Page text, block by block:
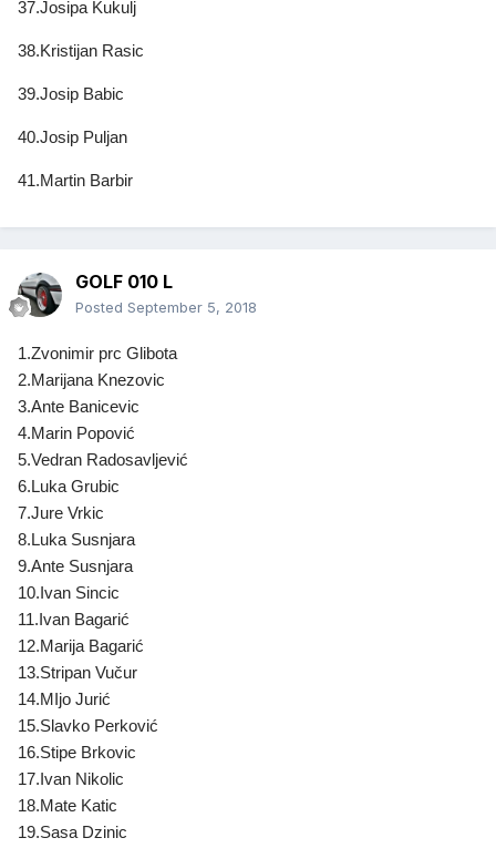
37.Josipa Kukulj
38.Kristijan Rasic
39.Josip Babic
40.Josip Puljan
41.Martin Barbir
GOLF 010 L
Posted September 5, 2018
1.Zvonimir prc Glibota
2.Marijana Knezovic
3.Ante Banicevic
4.Marin Popović
5.Vedran Radosavljević
6.Luka Grubic
7.Jure Vrkic
8.Luka Susnjara
9.Ante Susnjara
10.Ivan Sincic
11.Ivan Bagarić
12.Marija Bagarić
13.Stripan Vučur
14.MIjo Jurić
15.Slavko Perković
16.Stipe Brkovic
17.Ivan Nikolic
18.Mate Katic
19.Sasa Dzinic